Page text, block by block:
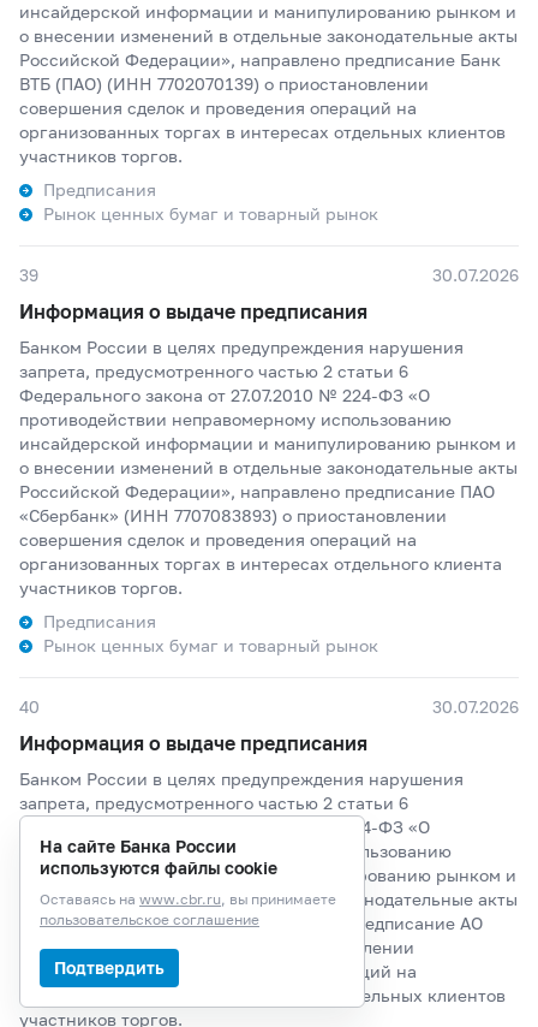
инсайдерской информации и манипулированию рынком и
о внесении изменений в отдельные законодательные акты
Российской Федерации», направлено предписание Банк
ВТБ (ПАО) (ИНН 7702070139) о приостановлении
совершения сделок и проведения операций на
организованных торгах в интересах отдельных клиентов
участников торгов.
Предписания
Рынок ценных бумаг и товарный рынок
39 30.07.2026
Информация о выдаче предписания
Банком России в целях предупреждения нарушения
запрета, предусмотренного частью 2 статьи 6
Федерального закона от 27.07.2010 № 224-ФЗ «О
противодействии неправомерному использованию
инсайдерской информации и манипулированию рынком и
о внесении изменений в отдельные законодательные акты
Российской Федерации», направлено предписание ПАО
«Сбербанк» (ИНН 7707083893) о приостановлении
совершения сделок и проведения операций на
организованных торгах в интересах отдельного клиента
участников торгов.
Предписания
Рынок ценных бумаг и товарный рынок
40 30.07.2026
Информация о выдаче предписания
Банком России в целях предупреждения нарушения
запрета, предусмотренного частью 2 статьи 6
Федерального закона от 27.07.2010 № 224-ФЗ «О
противодействии неправомерному использованию
инсайдерской информации и манипулированию рынком и
о внесении изменений в отдельные законодательные акты
Российской Федерации», направлено предписание АО
«ТБанк» (ИНН 7710140679) о приостановлении
совершения сделок и проведения операций на
организованных торгах в интересах отдельных клиентов
участников торгов.
На сайте Банка России
используются файлы cookie
Оставаясь на www.cbr.ru, вы принимаете
пользовательское соглашение
Подтвердить